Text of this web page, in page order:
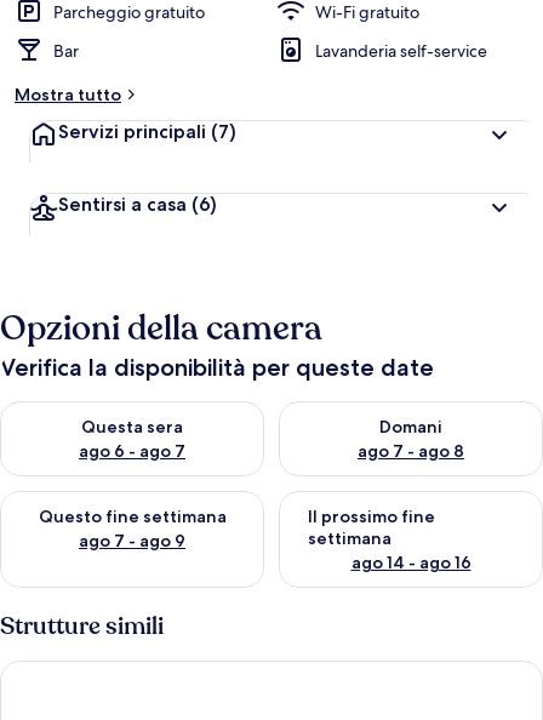
Parcheggio gratuito
Wi-Fi gratuito
Bar
Lavanderia self-service
Mostra tutto
Servizi principali (7)
Sentirsi a casa (6)
Opzioni della camera
Verifica la disponibilità per queste date
Questa sera
ago 6 - ago 7
Verifica la disponibilità per questa sera, ago 6 - ago 7
Domani
ago 7 - ago 8
Verifica la disponibilità per
Questo fine settimana
ago 7 - ago 9
Verifica la disponibilità per questo fine settimana, ago 7 - ago
Il prossimo fine
settimana
ago 14 - ago 16
Verifica la disponibilità per il
Strutture simili
Comfort Aparthotel Six-Fours